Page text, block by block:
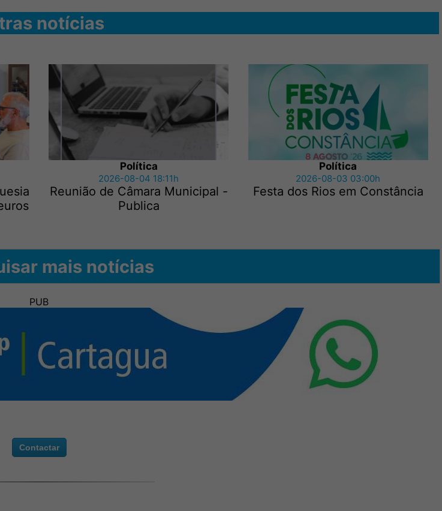
notícias
Política
2026-08-04 18:11h
Reunião de Câmara Municipal -
Publica
Política
2026-08-03 03:00h
Festa dos Rios em Constância
mais notícias
PUB
Contactar